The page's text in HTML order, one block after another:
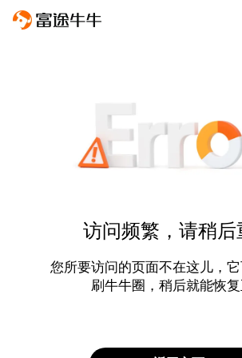
访问频繁，请稍后
您所要访问的页面不在这儿，
刷牛牛圈，稍后就能恢